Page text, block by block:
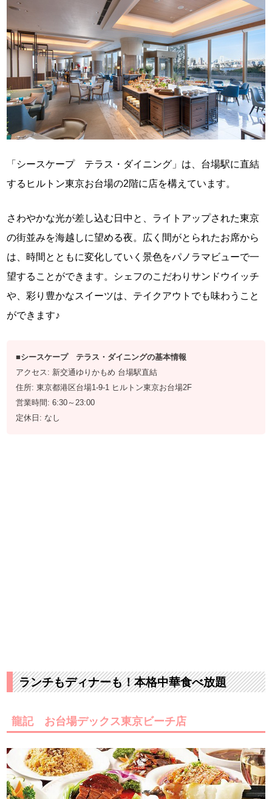
「シースケープ テラス・ダイニング」は、台場駅に直結
するヒルトン東京お台場の2階に店を構えています。
さわやかな光が差し込む日中と、ライトアップされた東京
の街並みを海越しに望める夜。広く間がとられたお席から
は、時間とともに変化していく景色をパノラマビューで一
望することができます。シェフのこだわりサンドウイッチ
や、彩り豊かなスイーツは、テイクアウトでも味わうこと
ができます♪
■シースケープ テラス・ダイニングの基本情報
アクセス: 新交通ゆりかもめ 台場駅直結
住所: 東京都港区台場1-9-1 ヒルトン東京お台場2F
営業時間: 6:30～23:00
定休日: なし
ランチもディナーも！本格中華食べ放題
龍記 お台場デックス東京ビーチ店